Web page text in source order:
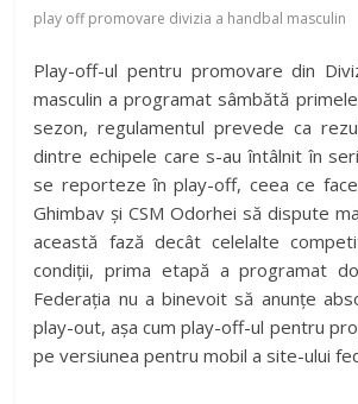
play off promovare divizia a handbal masculin
Play-off-ul pentru promovare din
masculin a programat sâmbătă
sezon, regulamentul prevede ca
dintre echipele care s-au întâlnit în
se reporteze în play-off, ceea ce
Ghimbav și CSM Odorhei să dispute
această fază decât celelalte
condiții, prima etapă a programat
Federația nu a binevoit să anunțe
play-out, așa cum play-off-ul pentru
pe versiunea pentru mobil a site-ului